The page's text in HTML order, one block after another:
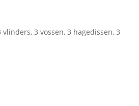
3 vossen, 3 hagedissen, 3